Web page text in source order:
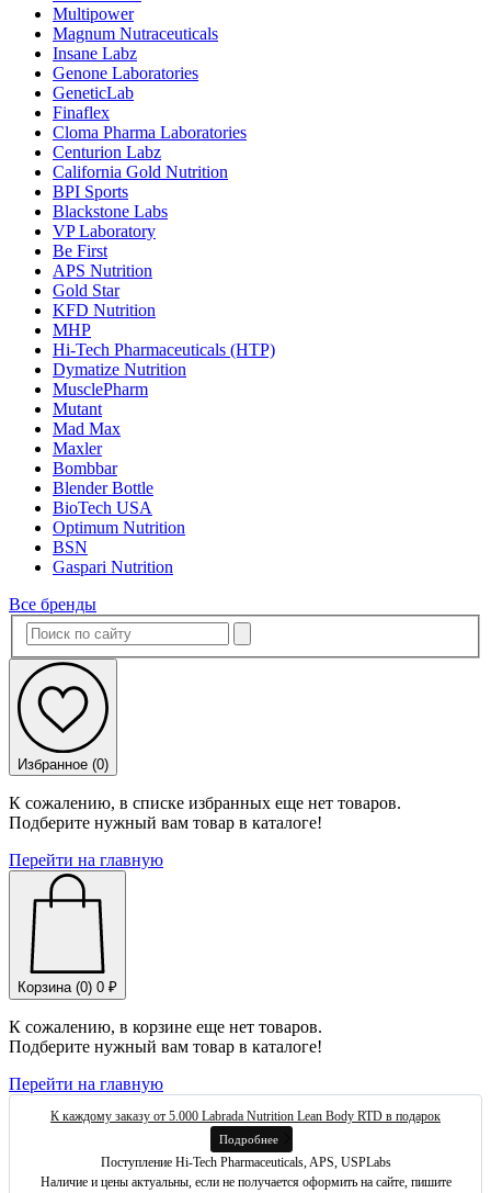
Multipower
Magnum Nutraceuticals
Insane Labz
Genone Laboratories
GeneticLab
Finaflex
Cloma Pharma Laboratories
Centurion Labz
California Gold Nutrition
BPI Sports
Blackstone Labs
VP Laboratory
Be First
APS Nutrition
Gold Star
KFD Nutrition
MHP
Hi-Tech Pharmaceuticals (HTP)
Dymatize Nutrition
MusclePharm
Mutant
Mad Max
Maxler
Bombbar
Blender Bottle
BioTech USA
Optimum Nutrition
BSN
Gaspari Nutrition
Все бренды
Избранное (0)
К сожалению, в списке избранных еще нет товаров.
Подберите нужный вам товар в каталоге!
Перейти на главную
Корзина (0) 0 ₽
К сожалению, в корзине еще нет товаров.
Подберите нужный вам товар в каталоге!
Перейти на главную
К каждому заказу от 5.000 Labrada Nutrition Lean Body RTD в подарок
Подробнее
Поступление Hi-Tech Pharmaceuticals, APS, USPLabs
Наличие и цены актуальны, если не получается оформить на сайте, пишите